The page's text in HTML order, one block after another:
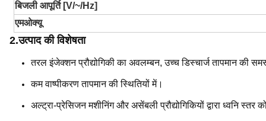
बिजली आपूर्ति [V/~/Hz]
एमओक्यू
2.उत्पाद की विशेषता
तरल इंजेक्शन प्रौद्योगिकी का अवलम्बन, उच्च डिस्चार्ज तापमान की
कम वाष्पीकरण तापमान की स्थितियों में।
अल्ट्रा-प्रेसिजन मशीनिंग और असेंबली प्रौद्योगिकियों द्वारा ध्वनि स्तर